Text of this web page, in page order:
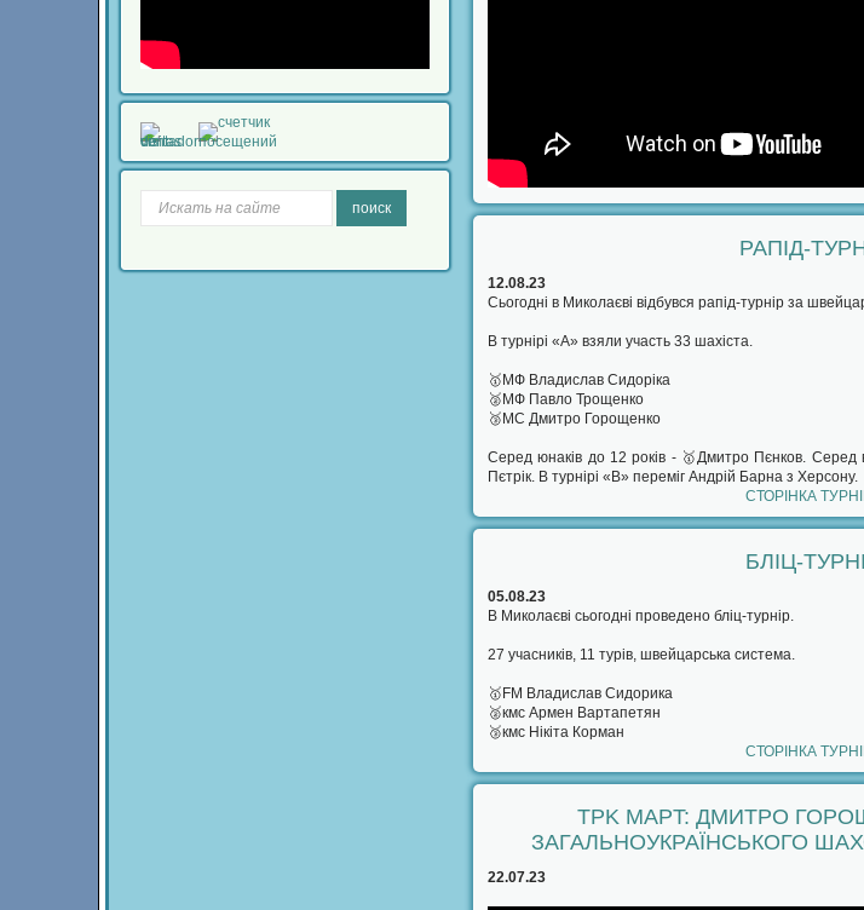
РАПІД-
12.08.23
Сьогодні в Миколаєві відбувся рапід-турнір за
В турнірі «А» взяли участь 33 шахіста.
🥇МФ Владислав Сидоріка
🥈МФ Павло Трощенко
🥉МС Дмитро Горощенко
Серед юнаків до 12 років - 🥇Дмитро Пєнков. Серед
Пєтрік. В турнірі «В» переміг Андрій Барна з Херсону.
СТОРІНКА
БЛІЦ-
05.08.23
В Миколаєві сьогодні проведено бліц-турнір.
27 учасників, 11 турів, швейцарська система.
🥇FM Владислав Сидорика
🥈кмс Армен Вартапетян
🥉кмс Нікіта Корман
СТОРІНКА
TPK MAPT: ДМИТРО
ЗАГАЛЬНОУКРАЇНСЬКОГО
22.07.23
поиск